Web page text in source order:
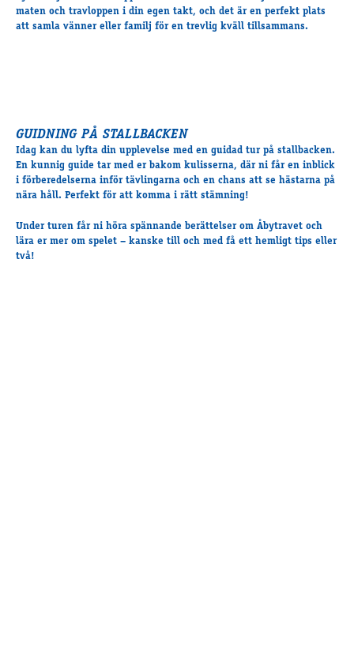
maten och travloppen i din egen takt, och det är en perfekt plats
att samla vänner eller familj för en trevlig kväll tillsammans.
GUIDNING PÅ STALLBACKEN
Idag kan du lyfta din upplevelse med en guidad tur på stallbacken.
En kunnig guide tar med er bakom kulisserna, där ni får en inblick
i förberedelserna inför tävlingarna och en chans att se hästarna på
nära håll. Perfekt för att komma i rätt stämning!
Under turen får ni höra spännande berättelser om Åbytravet och
lära er mer om spelet – kanske till och med få ett hemligt tips eller
två!